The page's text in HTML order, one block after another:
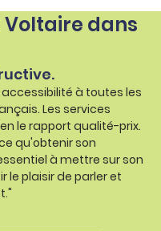
Voltaire dans
à toutes les
Les services
le rapport qualité-prix.
qu'obtenir son
à mettre sur son
le plaisir de parler et